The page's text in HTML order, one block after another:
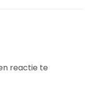
reactie te